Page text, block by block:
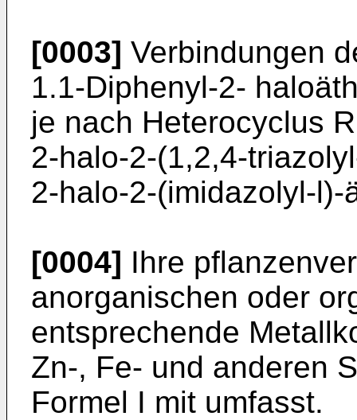
[0003] Verbindungen
1.1-Diphenyl-2-
je nach Heterocyclus
2-halo-2-(1,2,4-
2-halo-2-(imidazolyl-l)-
[0004] Ihre
anorganischen oder
entsprechende
Zn-, Fe- und anderen
Formel I mit umfasst.